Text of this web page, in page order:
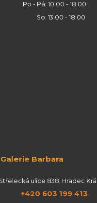
Po - Pá: 10:00 - 18:00
So: 13:00 - 18:00
Barbara
Střelecká ulice 838, Hradec
+420 603 199 413